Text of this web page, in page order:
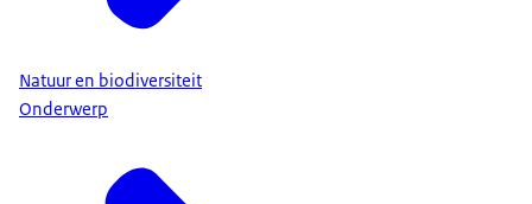
Natuur en biodiversiteit
Onderwerp